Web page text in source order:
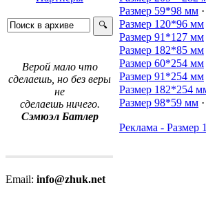
Верой мало что
сделаешь, но без веры
не
сделаешь ничего.
Сэмюэл Батлер
Email: info@zhuk.net
Размер 59*98 мм
Размер 120*96 мм
Размер 91*127 мм
Размер 182*85 мм
Размер 60*254 мм
Размер 91*254 мм
Размер 182*254
Размер 98*59 мм
Реклама - Размер